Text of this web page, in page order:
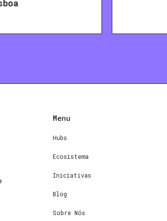
Menu
Hubs
Ecosistema
Iniciativas
Blog
Sobre Nós